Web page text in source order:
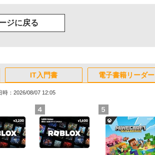
ジに戻る
時：2026/08/07 12:05
IT入門書 電子書籍リーダー